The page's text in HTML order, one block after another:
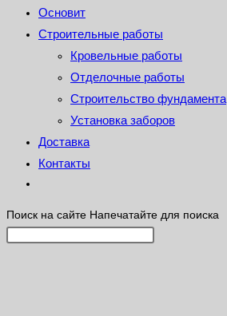
Основит
Строительные работы
Кровельные работы
Отделочные работы
Строительство фундамента
Установка заборов
Доставка
Контакты
Поиск на сайте Напечатайте для поиска